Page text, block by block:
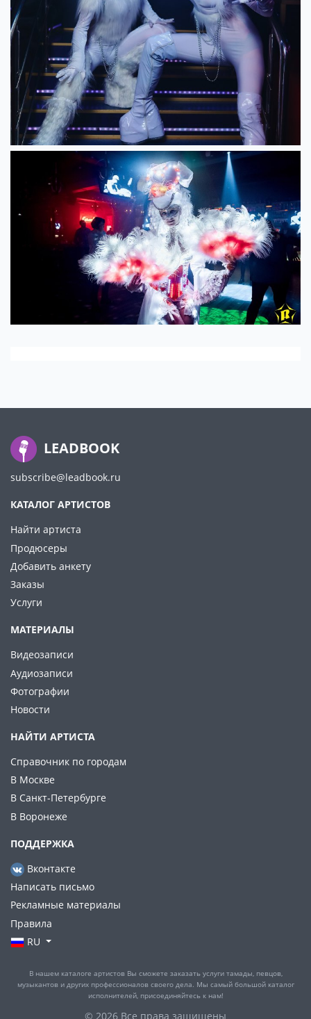
LEADBOOK
subscribe@leadbook.ru
КАТАЛОГ АРТИСТОВ
Найти артиста
Продюсеры
Добавить анкету
Заказы
Услуги
МАТЕРИАЛЫ
Видеозаписи
Аудиозаписи
Фотографии
Новости
НАЙТИ АРТИСТА
Справочник по городам
В Москве
В Санкт-Петербурге
В Воронеже
ПОДДЕРЖКА
Вконтакте
Написать письмо
Рекламные материалы
Правила
RU
В нашем каталоге артистов Вы сможете заказать услуги тамады, певцов,
музыкантов и других профессионалов своего дела. Мы самый большой каталог
исполнителей, присоединяйтесь к нам!
© 2026 Все права защищены